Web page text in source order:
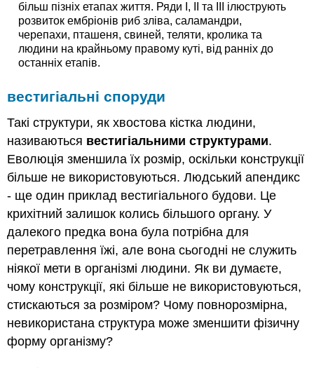
більш пізніх етапах життя. Ряди I, II та III ілюструють
розвиток ембріонів риб зліва, саламандри,
черепахи, пташеня, свиней, теляти, кролика та
людини на крайньому правому куті, від ранніх до
останніх етапів.
вестигіальні споруди
Такі структури, як хвостова кістка людини,
називаються вестигіальними структурами.
Еволюція зменшила їх розмір, оскільки конструкції
більше не використовуються. Людський апендикс
- ще один приклад вестигіального будови. Це
крихітний залишок колись більшого органу. У
далекого предка вона була потрібна для
перетравлення їжі, але вона сьогодні не служить
ніякої мети в організмі людини. Як ви думаєте,
чому конструкції, які більше не використовуються,
стискаються за розміром? Чому повнорозмірна,
невикористана структура може зменшити фізичну
форму організму?